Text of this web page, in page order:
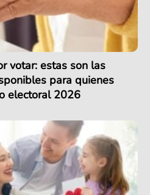
votar: estas son las
para quienes
electoral 2026